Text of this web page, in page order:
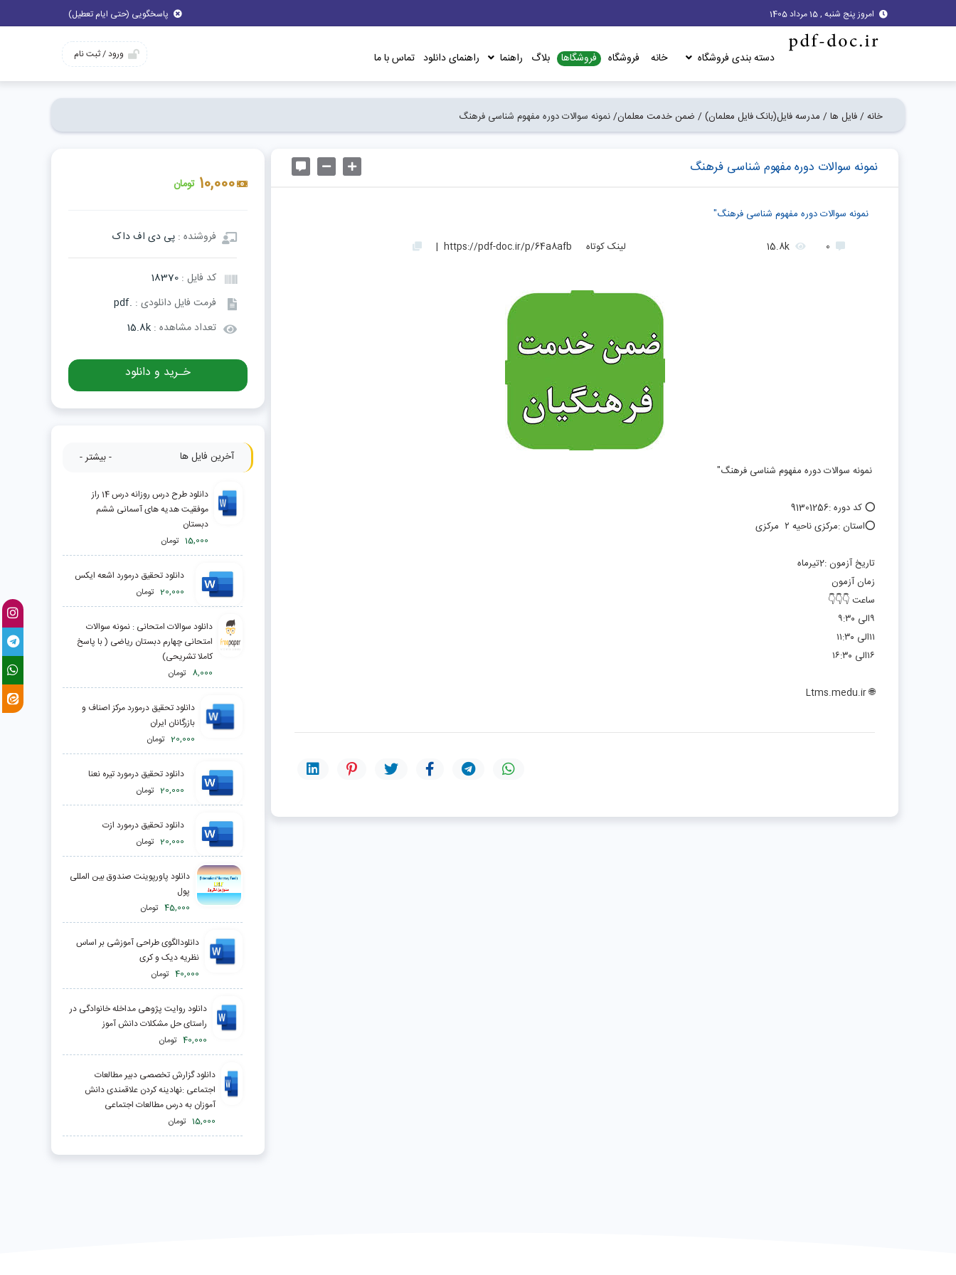
امروز پنج شنبه , 15 مرداد 1405 پاسخگویی (حتی ایام تعطیل)
دسته بندی فروشگاه خانه فروشگاه فروشگاها بلاگ راهنما راهنمای دانلود تماس با ما ورود / ثبت نام
خانه /فایل ها / مدرسه فایل(بانک فایل معلمان) / ضمن خدمت معلمان/نمونه سوالات دوره مفهوم شناسی فرهنگ
10,000 تومان
فروشنده : پی دی اف داک
کد فایل : 18370
فرمت فایل دانلودی : .pdf
تعداد مشاهده : 15.8k
خـرید و دانلود
آخرین فایل ها - بیشتر -
دانلود طرح درس روزانه درس 14 راز
موفقیت هدیه های آسمانی ششم
دبستان
15,000 تومان
دانلود تحقیق درمورد اشعه ايكس
20,000 تومان
دانلود سوالات امتحانی : نمونه سوالات
امتحانی چهارم دبستان ریاضی ( با پاسخ
کاملا تشریحی)
8,000 تومان
دانلود تحقیق درمورد مرکز اصناف و
بازرگانان ايران
20,000 تومان
دانلود تحقیق درمورد تيره نعنا
20,000 تومان
دانلود تحقیق درمورد ازت
20,000 تومان
دانلود پاورپوینت صندوق بین المللی
پول
45,000 تومان
دانلودالگوی طراحی آموزشی بر اساس
نظریه دیک و کری
40,000 تومان
دانلود روایت پژوهی مداخله خانوادگی در
راستای حل مشکلات دانش آموز
40,000 تومان
دانلود گزارش تخصصی دبیر مطالعات
اجتماعی :نهادینه کردن علاقمندی دانش
آموزان به درس مطالعات اجتماعی
15,000 تومان
نمونه سوالات دوره مفهوم شناسی فرهنگ
نمونه سوالات دوره مفهوم شناسی فرهنگ"
0
15.8k لینک کوتاه |
نمونه سوالات دوره مفهوم شناسی فرهنگ"
⭕️ کد دوره :91301256
⭕️استان :مرکزی ناحیه ۲ مرکزی
تاریخ آزمون :2تیرماه
زمان آزمون
ساعت 👇👇👇
۹الی ۹:۳۰
۱۱الی ۱۱:۳۰
۱۶الی ۱۶:۳۰
🌐 Ltms.medu.ir